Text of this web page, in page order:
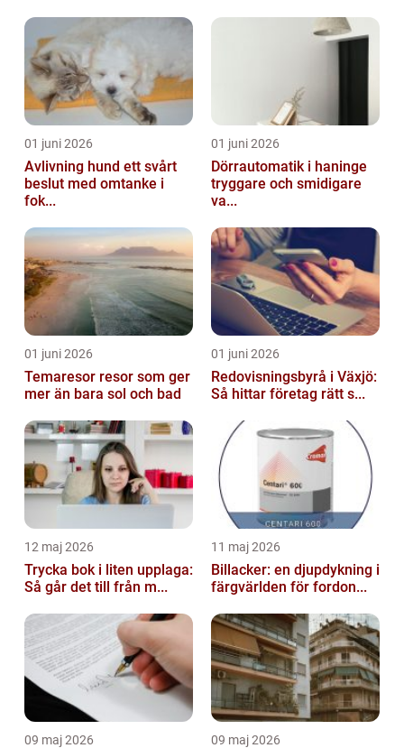
01 juni 2026
Avlivning hund ett svårt
beslut med omtanke i
fok...
01 juni 2026
Dörrautomatik i haninge
tryggare och smidigare
va...
01 juni 2026
Temaresor resor som ger
mer än bara sol och bad
01 juni 2026
Redovisningsbyrå i Växjö:
Så hittar företag rätt s...
12 maj 2026
Trycka bok i liten upplaga:
Så går det till från m...
11 maj 2026
Billacker: en djupdykning i
färgvärlden för fordon...
09 maj 2026 09 maj 2026